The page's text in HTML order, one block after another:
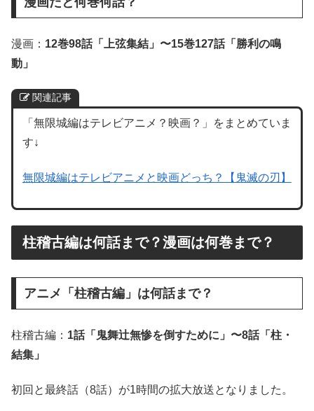
漫画： 12巻98話「上弦集結」〜15巻127話「勝利の鳴
動」
関連記事
「無限城編はテレビアニメ？映画？」をまとめていま
す↓
無限城編はテレビアニメと映画どっち？【鬼滅の刃】
柱稽古編は何話まで？漫画は何巻まで？
アニメ「柱稽古編」は何話まで？
柱稽古編： 1話「鬼舞辻無惨を倒すために」〜8話「柱・
結集」
初回と最終話（8話）が1時間の拡大放送となりました。